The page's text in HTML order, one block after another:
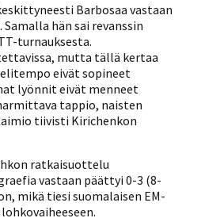
Barbosaa vastaan
hän sai revanssin
turnauksesta.
mutta tällä kertaa
eivät sopineet
lyönnit eivät menneet
tappio, naisten
tiivisti Kirichenkon
ratkaisuottelu
vastaan päättyi 0-3 (8-
mikä tiesi suomalaisen EM-